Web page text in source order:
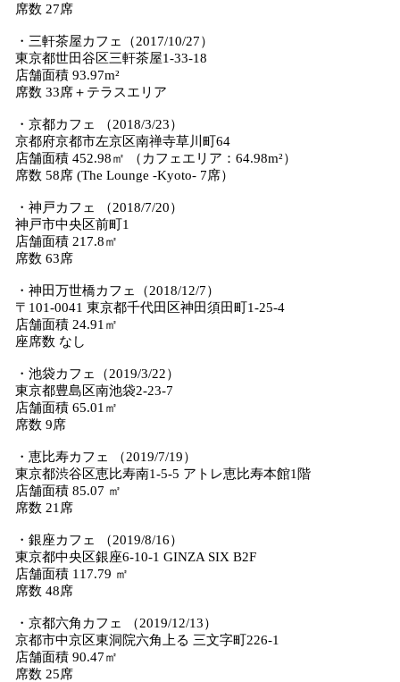
席数 27席
・三軒茶屋カフェ（2017/10/27）
東京都世田谷区三軒茶屋1-33-18
店舗面積 93.97m²
席数 33席＋テラスエリア
・京都カフェ （2018/3/23）
京都府京都市左京区南禅寺草川町64
店舗面積 452.98㎡ （カフェエリア：64.98m²）
席数 58席 (The Lounge -Kyoto- 7席）
・神戸カフェ （2018/7/20）
神戸市中央区前町1
店舗面積 217.8㎡
席数 63席
・神田万世橋カフェ（2018/12/7）
〒101-0041 東京都千代田区神田須田町1-25-4
店舗面積 24.91㎡
座席数 なし
・池袋カフェ（2019/3/22）
東京都豊島区南池袋2-23-7
店舗面積 65.01㎡
席数 9席
・恵比寿カフェ （2019/7/19）
東京都渋谷区恵比寿南1-5-5 アトレ恵比寿本館1階
店舗面積 85.07 ㎡
席数 21席
・銀座カフェ （2019/8/16）
東京都中央区銀座6-10-1 GINZA SIX B2F
店舗面積 117.79 ㎡
席数 48席
・京都六角カフェ （2019/12/13）
京都市中京区東洞院六角上る 三文字町226-1
店舗面積 90.47㎡
席数 25席